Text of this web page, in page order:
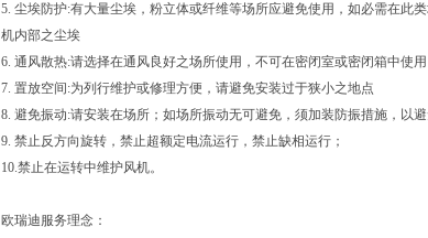
5. 尘埃防护:有大量尘埃，粉立体或纤维等场所应避免使用，如必需在此
机内部之尘埃
6. 通风散热:请选择在通风良好之场所使用，不可在密闭室或密闭箱中使用
7. 置放空间:为列行维护或修理方便，请避免安装过于狭小之地点
8. 避免振动:请安装在场所；如场所振动无可避免，须加装防振措施，以
9. 禁止反方向旋转，禁止超额定电流运行，禁止缺相运行；
10.禁止在运转中维护风机。
欧瑞迪服务理念：